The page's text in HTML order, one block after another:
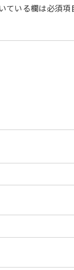
ている欄は必須項